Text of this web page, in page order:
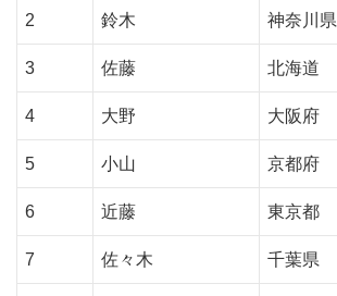
2 鈴木 神奈川県
3 佐藤 北海道
4 大野 大阪府
5 小山 京都府
6 近藤 東京都
7 佐々木 千葉県